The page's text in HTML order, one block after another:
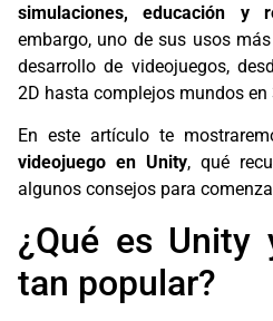
simulaciones, educación y
embargo, uno de sus usos
desarrollo de videojuegos,
2D hasta complejos mundos en
En este artículo te
videojuego en Unity, qué
algunos consejos para
¿Qué es
tan popular?